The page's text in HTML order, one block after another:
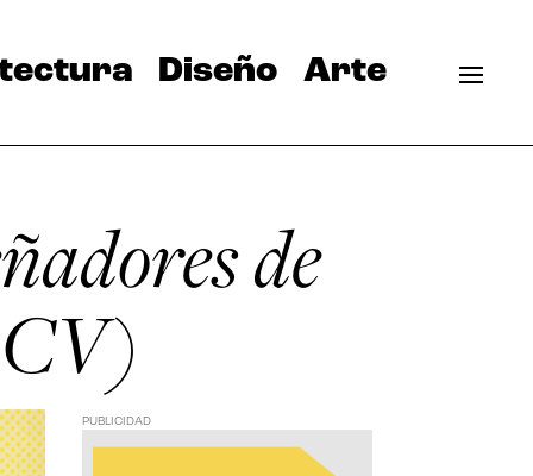
Diseño Arte
de
PUBLICIDAD